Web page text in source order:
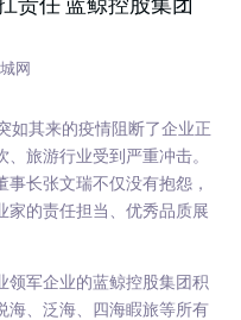
责任 蓝鲸控股集团
网
如其来的疫情阻断了企业正
旅游行业受到严重冲击。
长张文瑞不仅没有抱怨，
家的责任担当、优秀品质展
领军企业的蓝鲸控股集团积
海 、泛海、四海睱旅等所有